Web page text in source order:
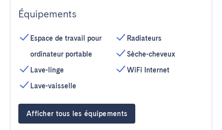
Équipements
Espace de travail pour
ordinateur portable
Lave-linge
Lave-vaisselle
Radiateurs
Sèche-cheveux
WiFi Internet
Afficher tous les équipements